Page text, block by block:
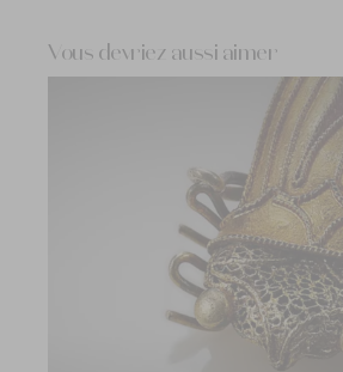
Vous devriez aussi aimer